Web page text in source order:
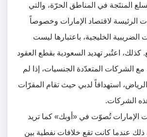
المنتَجة في المناطق الحرّة، والتي
الرئيسة لاقتصاد الإمارات وخصوصاً
الضريبية الخليجية، باعتبارها ليست
كذلك، اعتُبر تهديد السعودية بقطع العقود
مع الشركات المتعدّدة الجنسيات، إذا لم
استهدافاً لدبي حيث تقام المقرّات
الشركات.
الإمارات تُصوّت في «أوبك» كما تريد
ذلك عندما كانت تقع خلافات نفطية بين